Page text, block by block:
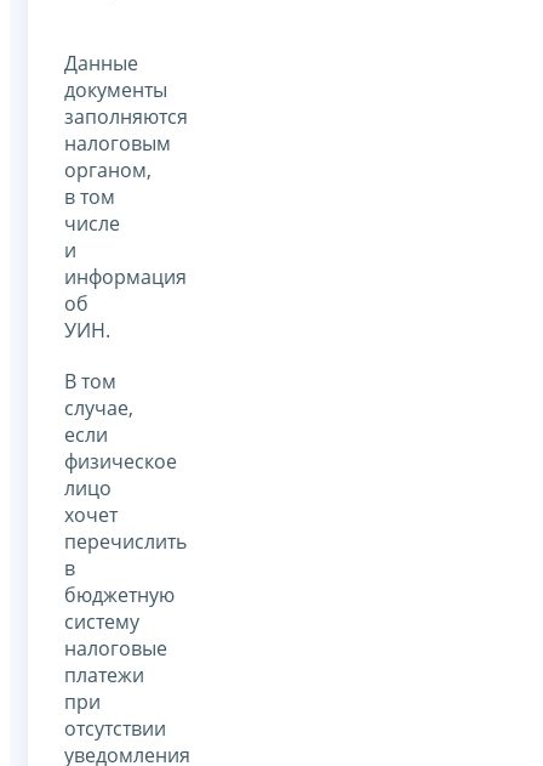
Данные
документы
заполняются
налоговым
органом,
в том
числе
и
информация
об
УИН.
В том
случае,
если
физическое
лицо
хочет
перечислить
в
бюджетную
систему
налоговые
платежи
при
отсутствии
уведомления